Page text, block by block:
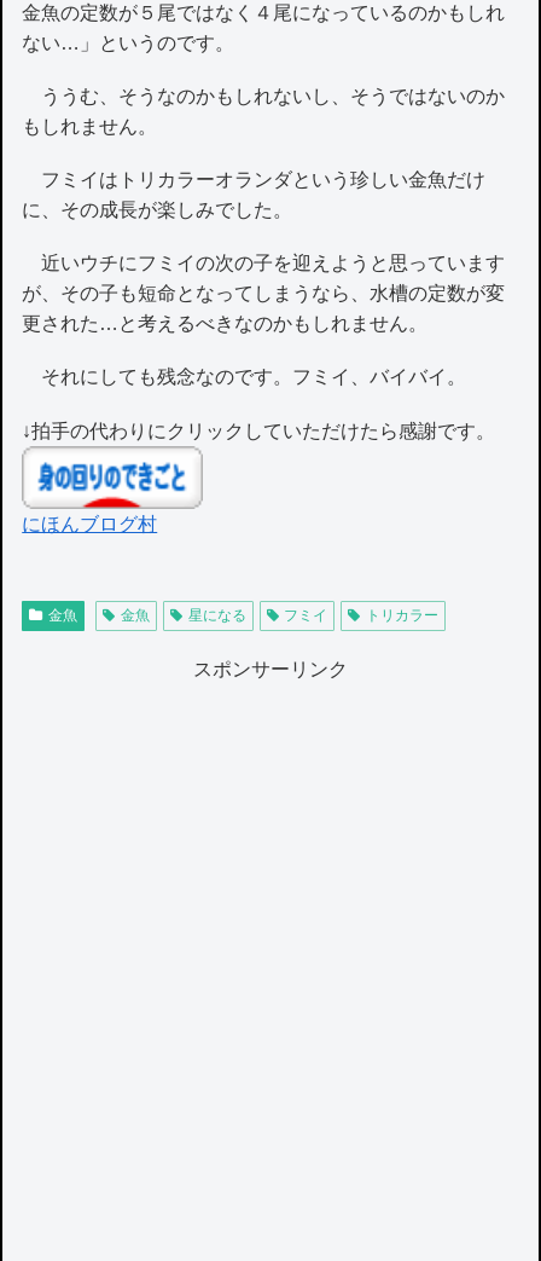
金魚の定数が５尾ではなく４尾になっているのかもしれ
ない…」というのです。
ううむ、そうなのかもしれないし、そうではないのか
もしれません。
フミイはトリカラーオランダという珍しい金魚だけ
に、その成長が楽しみでした。
近いウチにフミイの次の子を迎えようと思っています
が、その子も短命となってしまうなら、水槽の定数が変
更された…と考えるべきなのかもしれません。
それにしても残念なのです。フミイ、バイバイ。
↓拍手の代わりにクリックしていただけたら感謝です。
にほんブログ村
金魚 金魚 星になる フミイ トリカラー
スポンサーリンク